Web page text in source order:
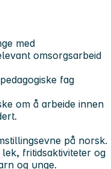
med
omsorgsarbeid
fag
om å arbeide innen
på norsk.
fritidsaktiviteter og
og unge.